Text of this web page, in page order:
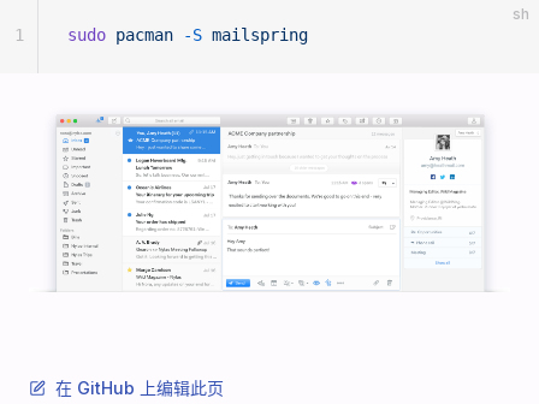
sh
sudo pacman -S mailspring
1
在 GitHub 上编辑此页